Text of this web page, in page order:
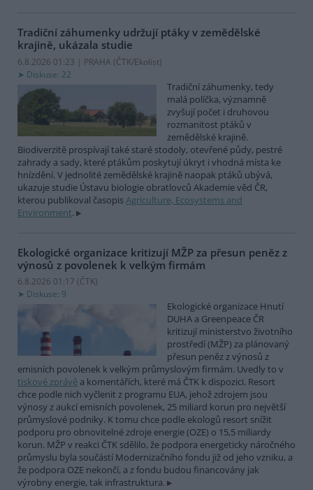
Tradiční záhumenky udržují ptáky v zemědělské
krajině, ukázala studie
6.8.2026 01:23 | PRAHA (ČTK/Ekolist)
Diskuse: 22
Tradiční záhumenky, tedy
malá políčka, významně
zvyšují počet i druhovou
rozmanitost ptáků v
zemědělské krajině.
Biodiverzitě prospívají také staré stodoly, otevřené půdy, pestré
zahrady a sady, které ptákům poskytují úkryt i vhodná místa ke
hnízdění. V jednolité zemědělské krajině naopak ptáků ubývá,
ukazuje studie Ústavu biologie obratlovců Akademie věd ČR,
kterou publikoval časopisAgriculture, Ecosystems and
Environment.
Ekologické organizace kritizují MŽP za přesun peněz z
výnosů z povolenek k velkým firmám
6.8.2026 01:17 (ČTK)
Diskuse: 9
Ekologické organizace Hnutí
DUHA a Greenpeace ČR
kritizují ministerstvo životního
prostředí (MŽP) za plánovaný
přesun peněz z výnosů z
emisních povolenek k velkým průmyslovým firmám. Uvedly to v
tiskové zprávě a komentářích, které má ČTK k dispozici. Resort
chce podle nich vyčlenit z programu EUA, jehož zdrojem jsou
výnosy z aukcí emisních povolenek, 25 miliard korun pro největší
průmyslové podniky. K tomu chce podle ekologů resort snížit
podporu pro obnovitelné zdroje energie (OZE) o 15,5 miliardy
korun. MŽP v reakci ČTK sdělilo, že podpora energeticky náročného
průmyslu byla součástí Modernizačního fondu již od jeho vzniku, a
že podpora OZE nekončí, a z fondu budou financovány jak
výrobny energie, tak infrastruktura.